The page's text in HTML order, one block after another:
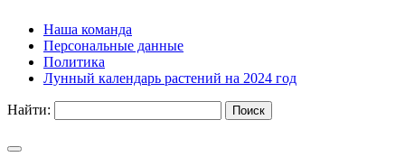
Наша команда
Персональные данные
Политика
Лунный календарь растений на 2024 год
Найти: